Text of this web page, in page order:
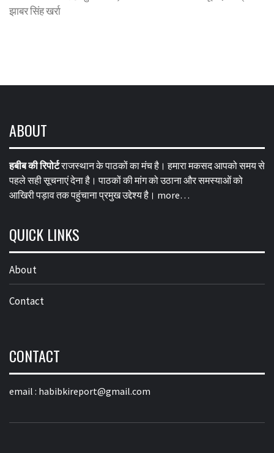
झाबर सिंह खर्रा
ABOUT
हबीब की रिपोर्टराजस्थान के पाठकों का मंच है। हमारा मकसद आपको समय से
पहले सही सूचनाएं देना है। पाठकों की मांग को उठाना और समस्याओं को
आखिरी पड़ाव तक पहुंचाना प्रमुख उद्देश्य है। more…
QUICK LINKS
About
Contact
CONTACT
email : habibkireport@gmail.com